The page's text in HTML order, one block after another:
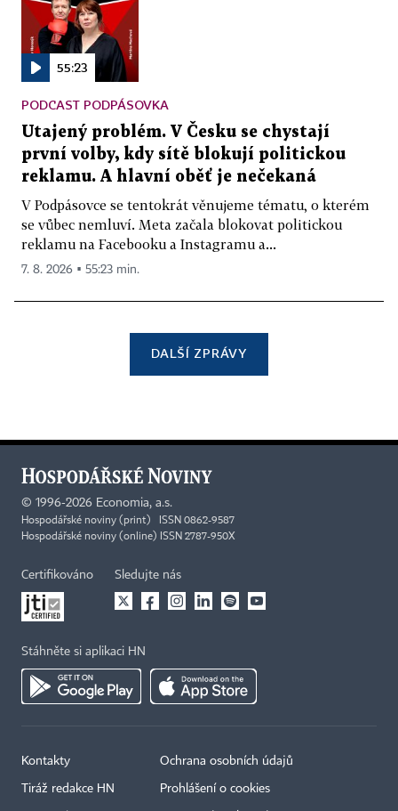
55:23
PODCAST PODPÁSOVKA
Utajený problém. V Česku se chystají
první volby, kdy sítě blokují politickou
reklamu. A hlavní oběť je nečekaná
V Podpásovce se tentokrát věnujeme tématu, o kterém
se vůbec nemluví. Meta začala blokovat politickou
reklamu na Facebooku a Instagramu a...
7. 8. 2026 ▪ 55:23 min.
DALŠÍ ZPRÁVY
© 1996-2026 Economia, a.s.
Hospodářské noviny (print) ISSN 0862-9587
Hospodářské noviny (online) ISSN 2787-950X
Certifikováno Sledujte nás
Stáhněte si aplikaci HN
Kontakty
Tiráž redakce HN
Ochrana osobních údajů
Prohlášení o cookies